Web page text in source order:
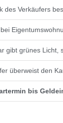
des Verkäufers
gibt grünes Licht,
überweist den
bis